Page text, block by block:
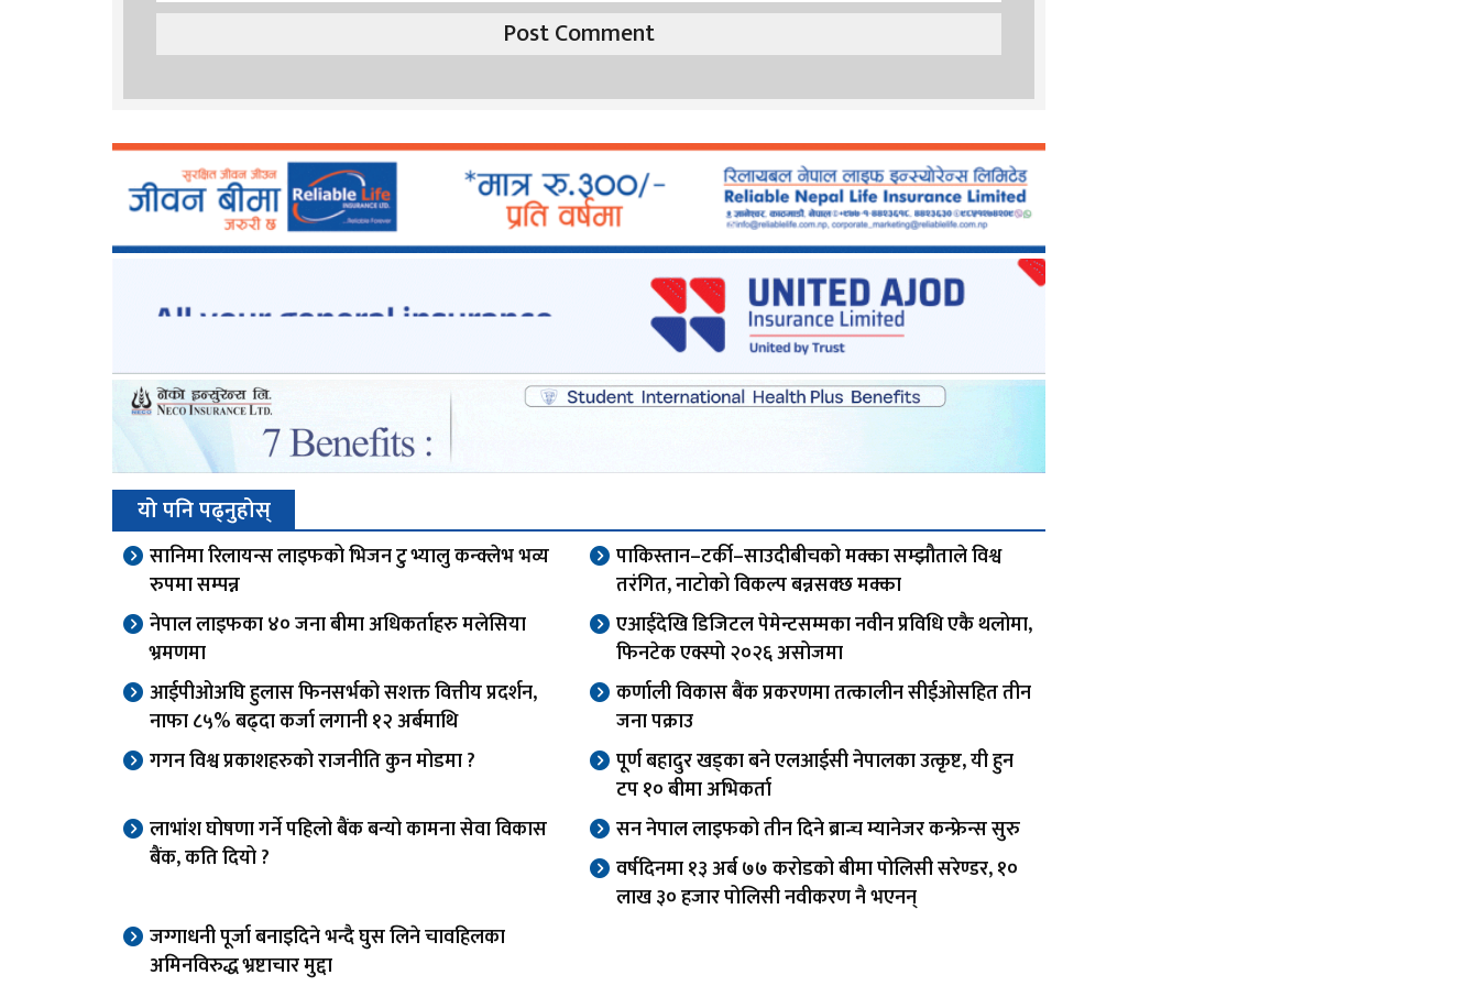
यो पनि पढ्नुहोस्
सानिमा रिलायन्स लाइफको भिजन टु भ्यालु कन्क्लेभ भव्य
रुपमा सम्पन्न
पाकिस्तान–टर्की–साउदीबीचको मक्का सम्झौताले विश्व
तरंगित, नाटोको विकल्प बन्नसक्छ मक्का
नेपाल लाइफका ४० जना बीमा अधिकर्ताहरु मलेसिया
भ्रमणमा
एआईदेखि डिजिटल पेमेन्टसम्मका नवीन प्रविधि एकै थलोमा,
फिनटेक एक्स्पो २०२६ असोजमा
आईपीओअघि हुलास फिनसर्भको सशक्त वित्तीय प्रदर्शन,
नाफा ८५% बढ्दा कर्जा लगानी १२ अर्बमाथि
कर्णाली विकास बैंक प्रकरणमा तत्कालीन सीईओसहित तीन
जना पक्राउ
गगन विश्व प्रकाशहरुको राजनीति कुन मोडमा ?
पूर्ण बहादुर खड्का बने एलआईसी नेपालका उत्कृष्ट, यी हुन
टप १० बीमा अभिकर्ता
लाभांश घोषणा गर्ने पहिलो बैंक बन्यो कामना सेवा विकास
बैंक, कति दियो ?
सन नेपाल लाइफको तीन दिने ब्रान्च म्यानेजर कन्फ्रेन्स सुरु
वर्षदिनमा १३ अर्ब ७७ करोडको बीमा पोलिसी सरेण्डर, १०
लाख ३० हजार पोलिसी नवीकरण नै भएनन्
जग्गाधनी पूर्जा बनाइदिने भन्दै घुस लिने चावहिलका
अमिनविरुद्ध भ्रष्टाचार मुद्दा